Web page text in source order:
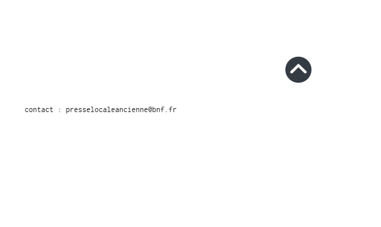
contact : presselocaleancienne@bnf.fr